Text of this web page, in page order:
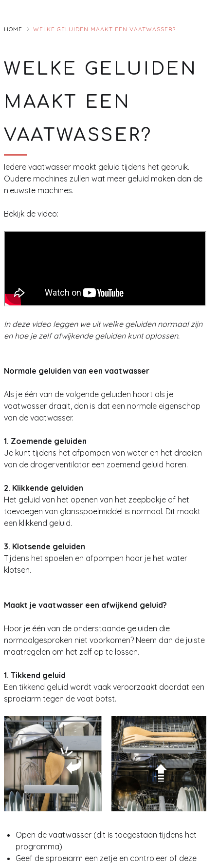
Main
HOME WELKE GELUIDEN MAAKT EEN VAATWASSER?
WELKE GELUIDEN
MAAKT EEN
VAATWASSER?
Iedere vaatwasser maakt geluid tijdens het gebruik.
Oudere machines zullen wat meer geluid maken dan de
nieuwste machines.
Bekijk de video:
In deze video leggen we uit welke geluiden normaal zijn
en hoe je zelf afwijkende geluiden kunt oplossen.
Normale geluiden van een vaatwasser
Als je één van de volgende geluiden hoort als je
vaatwasser draait, dan is dat een normale eigenschap
van de vaatwasser.
1. Zoemende geluiden
Je kunt tijdens het afpompen van water en het draaien
van de drogerventilator een zoemend geluid horen.
2. Klikkende geluiden
Het geluid van het openen van het zeepbakje of het
toevoegen van glansspoelmiddel is normaal. Dit maakt
een klikkend geluid.
3. Klotsende geluiden
Tijdens het spoelen en afpompen hoor je het water
klotsen.
Maakt je vaatwasser een afwijkend geluid?
Hoor je één van de onderstaande geluiden die
normaalgesproken niet voorkomen? Neem dan de juiste
maatregelen om het zelf op te lossen.
1. Tikkend geluid
Een tikkend geluid wordt vaak veroorzaakt doordat een
sproeiarm tegen de vaat botst.
Open de vaatwasser (dit is toegestaan tijdens het
programma).
Geef de sproeiarm een zetje en controleer of deze